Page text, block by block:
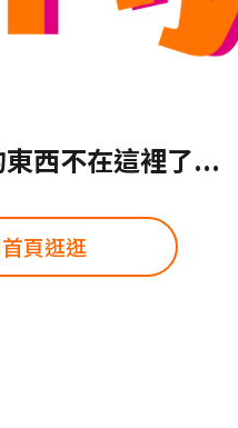
西不在這裡了...
頁逛逛